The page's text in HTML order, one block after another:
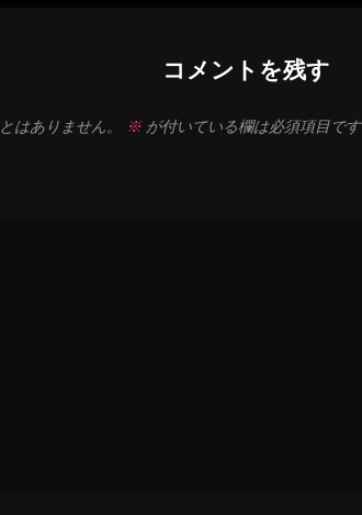
コメントを残す
はありません。 ※が付いている欄は必須項目です